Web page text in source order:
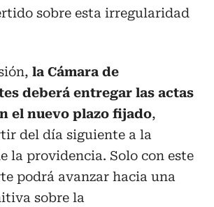
sobre esta irregularidad
la Cámara de
deberá entregar las actas
el nuevo plazo fijado,
del día siguiente a la
la providencia. Solo con este
podrá avanzar hacia una
sobre la